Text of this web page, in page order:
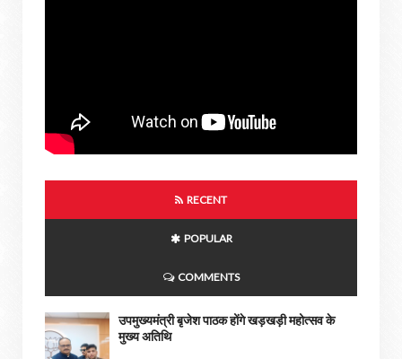
RECENT
POPULAR
COMMENTS
उपमुख्यमंत्री बृजेश पाठक होंगे खड़खड़ी महोत्सव के
मुख्य अतिथि